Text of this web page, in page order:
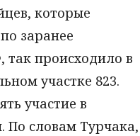
которые
заранее
происходило в
участке 823.
участие в
По словам Турчака,